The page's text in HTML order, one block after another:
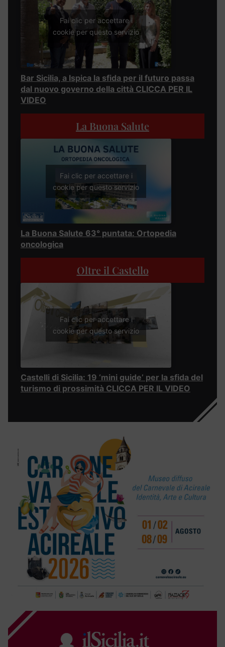
Fai clic per accettare i
cookie per questo servizio
Bar Sicilia, a Ispica la sfida per il futuro passa
dal nuovo governo della città CLICCA PER IL
VIDEO
La Buona Salute
Fai clic per accettare i
cookie per questo servizio
La Buona Salute 63° puntata: Ortopedia
oncologica
Oltre il Castello
Fai clic per accettare i
cookie per questo servizio
Castelli di Sicilia: 19 ‘mini guide’ per la sfida del
turismo di prossimità CLICCA PER IL VIDEO